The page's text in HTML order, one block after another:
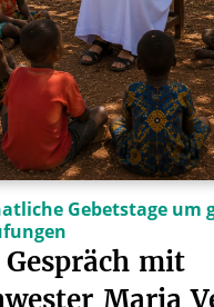
Gebetstage um
Gespräch mit
Maria